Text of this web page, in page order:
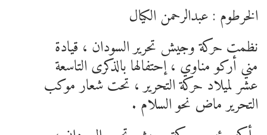
الخرطوم : عبدالرحمن الكيال
نظمت حركة وجيش تحرير السودان ، قيادة
مني أركو مناوي ، إحتفالها بالذكرى التاسعة
عشر لميلاد حركة التحرير ، تحت شعار موكب
التحرير ماض نحو السلام .